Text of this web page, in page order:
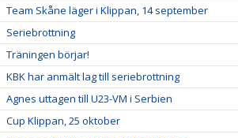
Team Skåne läger i Klippan, 14 september
Seriebrottning
Träningen börjar!
KBK har anmält lag till seriebrottning
Agnes uttagen till U23-VM i Serbien
Cup Klippan, 25 oktober